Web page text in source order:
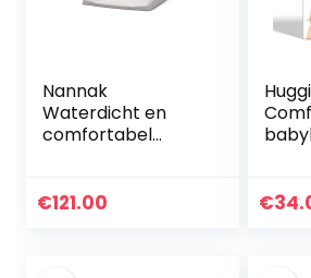
Nannak
Waterdicht en
comfortabel
antislip met
€121.00
kan
€